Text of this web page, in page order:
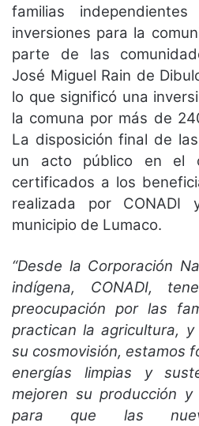
familias
inversiones para la
parte de las
José Miguel Rain de
lo que significó una
la comuna por más de
La disposición final de
un acto público en el
certificados a los
realizada por
municipio de Lumaco.
“Desde la Corporación
indígena, CONADI,
preocupación por las
practican la agricultura,
su cosmovisión, estamos
energías limpias y
mejoren su producción
para que las